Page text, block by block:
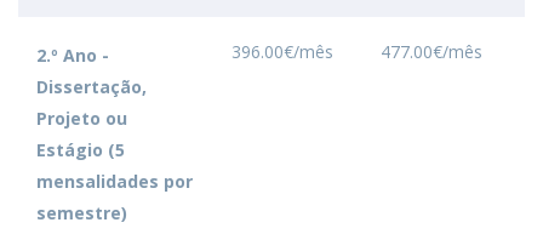
2.º Ano -
Dissertação,
Projeto ou
Estágio (5
mensalidades por
semestre)
396.00€/mês 477.00€/mês